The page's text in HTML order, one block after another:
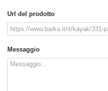
Url del prodotto
Messaggio